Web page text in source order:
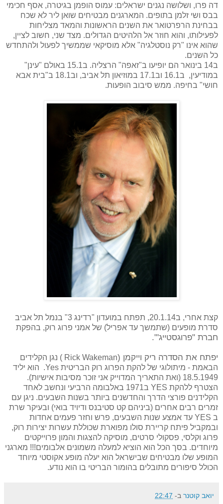
דה פרו, ושלושה נגנים ישראלים: עמוס הופמן בגיטרה, אסף חכימי
בבס ושי זלמן בתופים. המארגנים מבטיחים שואן ליר לא שכח
בבחינת הרפרטואר את השנים הראשונות והמאד מצליחות
לפעילותו, והוא חוזר אל הלהיטים הגדולים. מצד שני, חשוב לציין,
שהוא אינו "רק נוסטלגיה" אלא מוסיקאי שממשיך לפעול ולהתחדש
כל השנים.
ב14 בינואר
הם יופיעו ב"זאפה" הרצליה. ב15.1 באולם "עינן"
במודיעין, ב16.1 וב17.1 במוזיאון תל אביב, וב18.1
ב"בית אבא
חושי" בחיפה. ממש סיבוב הופעות.
קצת אחרי, ב20.1.14, תפתח במועדון "רדינג 3" בנמל תל אביב
סדרת מופעים (שתמשך עד אפריל) של אמני פרוג רוק, בהפקת
חברת "פרוגסטייג'".
יפתח את הסדרה ריק וייקמן (Rick Wakeman ) נגן הקלידים
הבאמת - מיתולוגי של להקת הפרוג רוק הבריטית Yes. הוא יליד
18.5.1949 (ואת התאריך המדוייק אני זוכר מסיבות אישיות).
הצטרף ללהקת YES
ב1971 באלבומה הרביעי ונחשב לאחד
הקלידנים פורצי הדרך והחדשנים ביותר בשנות השבעים. ניגן עם
זמרים רבים אחרים (ביניהם קט סטיבנס ודיויד בואי) ובעיקר שרת
ב YES עד אמצע שנות השבעים, פרש וחזר פעמים אחדות
ובמקביל פיתח קריירת סולו מפוארת שכוללת עשרות יצירות רוק,
פרוג וקלסי, פסקולי סרטים, מוסיקה להצגות והמון פרוייקטים
מיוחדים. בסך הכל הוא הוציא למעלה משמונים אלבומים!!! מארגני
המופע שלו מבטיחים שבישראל הוא יעלה מופע אקוסטי מיוחד
הכולל סיפורים מתובלים בהומור הבריטי בו הוא נודע.
יואב קוטנר ב- 22:47